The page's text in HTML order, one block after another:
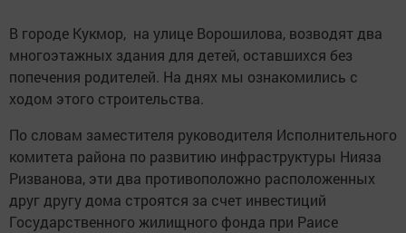
В городе Кукмор, на улице Ворошилова, возводят два
многоэтажных здания для детей, оставшихся без
попечения родителей. На днях мы ознакомились с
ходом этого строительства.
По словам заместителя руководителя Исполнительного
комитета района по развитию инфраструктуры Нияза
Ризванова, эти два противоположно расположенных
друг другу дома строятся за счет инвестиций
Государственного жилищного фонда при Раисе